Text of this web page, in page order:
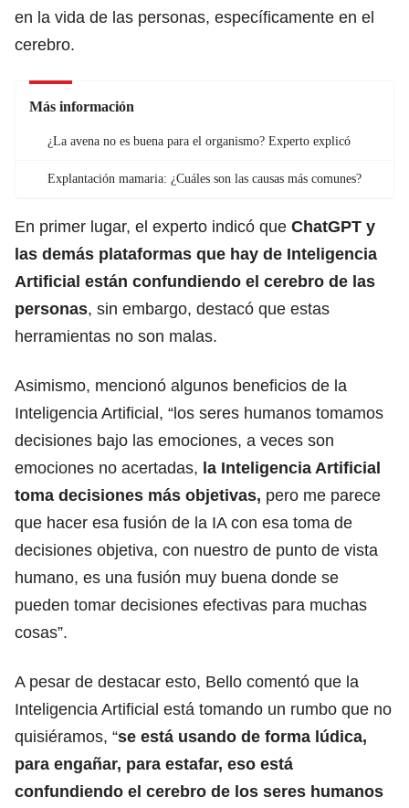
en la vida de las personas, específicamente en el
cerebro.
Más información
¿La avena no es buena para el organismo? Experto explicó
Explantación mamaria: ¿Cuáles son las causas más comunes?
En primer lugar, el experto indicó que ChatGPT y
las demás plataformas que hay de Inteligencia
Artificial están confundiendo el cerebro de las
personas, sin embargo, destacó que estas
herramientas no son malas.
Asimismo, mencionó algunos beneficios de la
Inteligencia Artificial, “los seres humanos tomamos
decisiones bajo las emociones, a veces son
emociones no acertadas, la Inteligencia Artificial
toma decisiones más objetivas, pero me parece
que hacer esa fusión de la IA con esa toma de
decisiones objetiva, con nuestro de punto de vista
humano, es una fusión muy buena donde se
pueden tomar decisiones efectivas para muchas
cosas”.
A pesar de destacar esto, Bello comentó que la
Inteligencia Artificial está tomando un rumbo que no
quisiéramos, “se está usando de forma lúdica,
para engañar, para estafar, eso está
confundiendo el cerebro de los seres humanos